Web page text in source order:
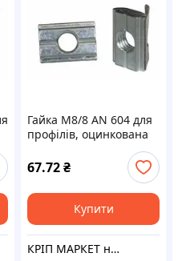
Гайка М8/8 AN 604 для
профілів, оцинкована
67.72₴
Купити
КРІП МАРКЕТ на Лесі Українки